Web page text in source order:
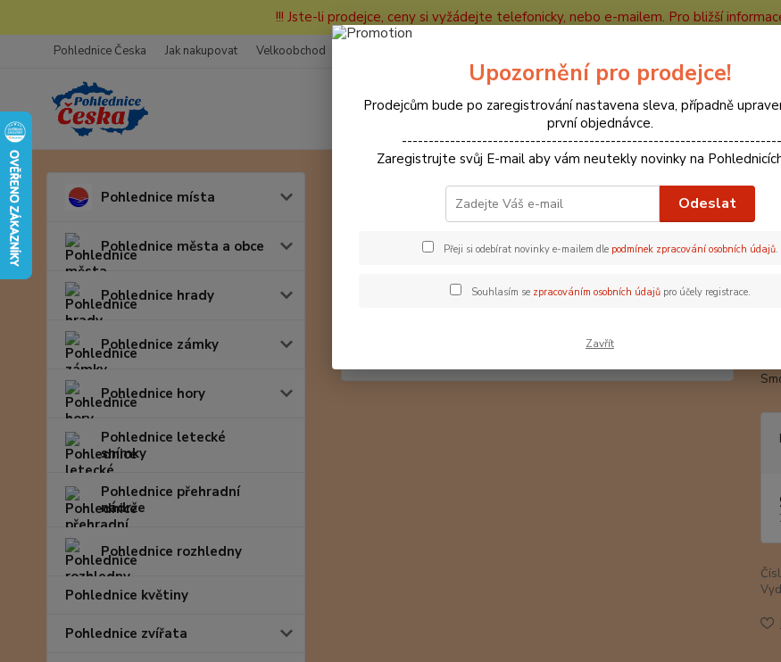
!!! Jste-li prodejce, ceny si vyžádejte telefonicky, nebo e-mailem. Pro bližší
Pohlednice Česka Jak nakupovat Velkoobchod
Hledat
Pohlednice místa
Pohlednice města a obce
Pohlednice hrady
Pohlednice zámky
Pohlednice hory
Pohlednice letecké
snímky
Pohlednice přehradní
nádrže
Pohlednice rozhledny
Pohlednice květiny
Pohlednice zvířata
66000309
66000309 Pohlednice Prachovské
Upozornění pro prodejce!
Prodejcům bude po zaregistrování nastavena sleva, případně
první objednávce.
Zaregistrujte svůj E-mail aby vám neutekly novinky na
Odeslat
Přeji si odebírat novinky e-mailem dle podmínek zpracování osobních údajů.
Souhlasím se zpracováním osobních údajůpro účely registrace.
Zavřít